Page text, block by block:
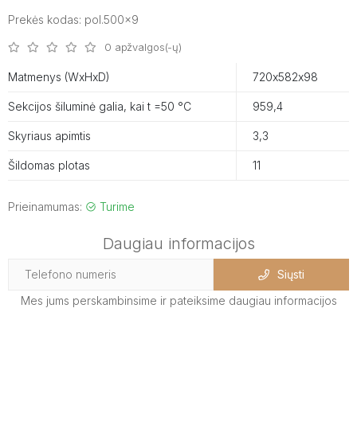
Prekės kodas: pol.500x9
0 apžvalgos(-ų)
Matmenys (WxHxD) 720х582х98
Sekcijos šiluminė galia, kai t =50 °C 959,4
Skyriaus apimtis 3,3
Šildomas plotas 11
Prieinamumas: Turime
Daugiau informacijos
Siųsti
Mes jums perskambinsime ir pateiksime daugiau informacijos